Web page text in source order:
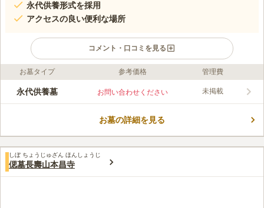
永代供養形式を採用
アクセスの良い便利な場所
コメント・口コミを見る
口コミ評価
この霊園はまだ誰からも評価されていません。
お墓タイプ 参考価格 管理費
永代供養墓 お問い合わせください 未掲載
お墓の詳細を見る
しぼ ちょうじゅざん ほんしょうじ
偲墓長壽山本昌寺